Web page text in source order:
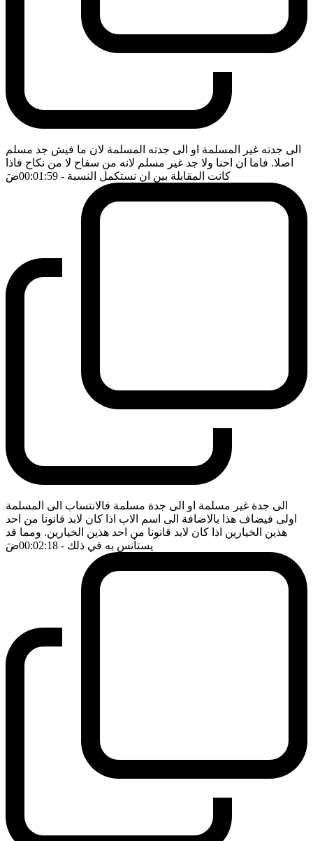
الى جدته غير المسلمة او الى جدته المسلمة لان ما فيش جد مسلم
اصلا. فاما ان احنا ولا جد غير مسلم لانه من سفاح لا من نكاح فاذا
كانت المقابلة بين ان نستكمل النسبة - 00:01:59 ضَ
الى جدة غير مسلمة او الى جدة مسلمة فالانتساب الى المسلمة
اولى فيضاف هذا بالاضافة الى اسم الاب اذا كان لابد قانونا من احد
هذين الخيارين اذا كان لابد قانونا من احد هذين الخيارين. ومما قد
يستأنس به في ذلك - 00:02:18 ضَ